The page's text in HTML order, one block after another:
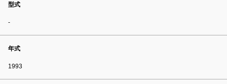
型式
-
年式
1993